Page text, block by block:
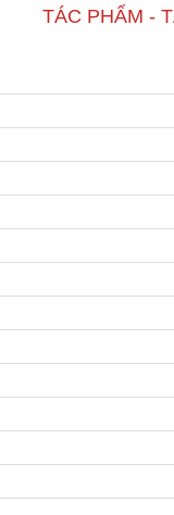
TÁC PHẨM -